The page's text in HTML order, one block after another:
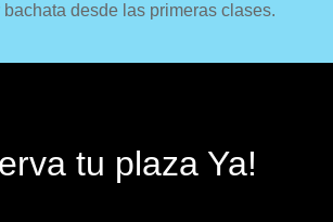
desde las primeras clases.
tu plaza Ya!